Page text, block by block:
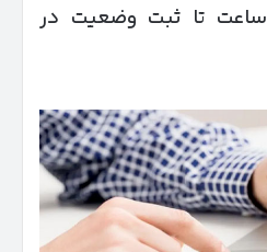
انتظار ۱۲ تا ۲۴ ساعت تا ثبت وضعیت در